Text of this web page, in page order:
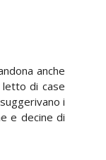
anche
di case
i
e decine di